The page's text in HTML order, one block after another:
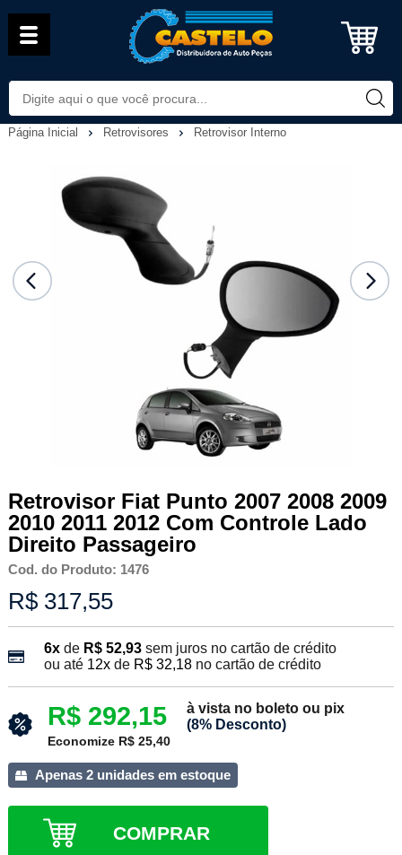
Página Inicial Retrovisores Retrovisor Interno
Retrovisor Fiat Punto 2007 2008 2009
2010 2011 2012 Com Controle Lado
Direito Passageiro
Cod. do Produto: 1476
R$ 317,55
6xde R$ 52,93 sem juros no cartão de crédito
ou até 12xde R$ 32,18no cartão de crédito
R$ 292,15
à vista no boleto ou pix
(8% Desconto)
Economize R$ 25,40
Apenas 2 unidades em estoque
COMPRAR